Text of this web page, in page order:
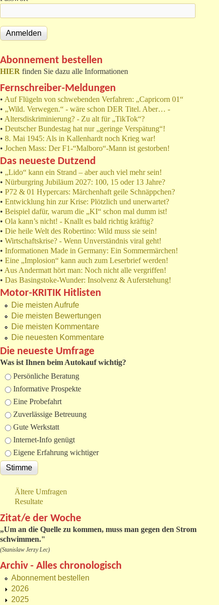
Abonnement bestellen
HIER finden Sie dazu alle Informationen
Fernschreiber-Meldungen
• Auf Flügeln von schwebenden Verfahren: „Capricorn 01“
• „Wild. Verwegen.“ - wäre schon DER Titel. Aber… -
• Altersdiskriminierung? - Zu alt für „TikTok“?
• Deutscher Bundestag hat nur „geringe Verspätung“!
• 8. Mai 1945: Als in Kallenhardt noch Krieg war!
• Jochen Mass: Der F1-“Malboro“-Mann ist gestorben!
Das neueste Dutzend
• „Lido“ kann ein Strand – aber auch viel mehr sein!
• Nürburgring Jubiläum 2027: 100, 15 oder 13 Jahre?
• P72 & 01 Hypercars: Märchenhaft geile Schnäppchen?
• Entwicklung hin zur Krise: Plötzlich und unerwartet?
• Beispiel dafür, warum die „KI“ schon mal dumm ist!
• Ola kann’s nicht! - Knallt es bald richtig kräftig?
• Die heile Welt des Robertino: Wild muss sie sein!
• Wirtschaftskrise? - Wenn Unverständnis viral geht!
• Informationen Made in Germany: Ein Sommermärchen!
• Eine „Implosion“ kann auch zum Leserbrief werden!
• Aus Andermatt hört man: Noch nicht alle vergriffen!
• Das Basingstoke-Wunder: Insolvenz & Auferstehung!
Motor-KRITIK Hitlisten
Die meisten Aufrufe
Die meisten Bewertungen
Die meisten Kommentare
Die neuesten Kommentare
Die neueste Umfrage
Was ist Ihnen beim Autokauf wichtig?
Auswahlmöglichkeiten
Persönliche Beratung
Informative Prospekte
Eine Probefahrt
Zuverlässige Betreuung
Gute Werkstatt
Internet-Info genügt
Eigene Erfahrung wichtiger
Ältere Umfragen
Resultate
Zitat/e der Woche
„Um an die Quelle zu kommen, muss man gegen den Strom
schwimmen."
(Stanislaw Jerzy Lec)
Archiv - Alles chronologisch
Abonnement bestellen
2026
2025